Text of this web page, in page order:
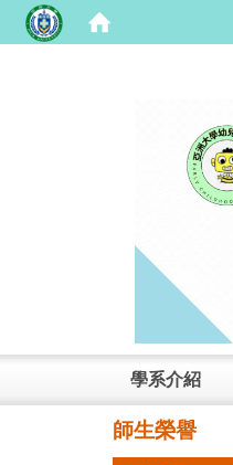
學系介紹
師生榮譽